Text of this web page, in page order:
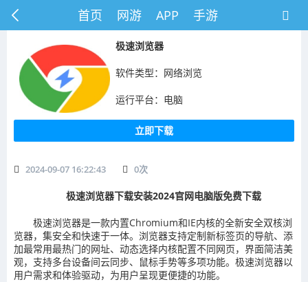
首页 网游 APP 手游
极速浏览器
软件类型：网络浏览
运行平台：电脑
立即下载
2024-09-07 16:22:43 0次
极速浏览器下载安装2024官网电脑版免费下载
极速浏览器是一款内置Chromium和IE内核的全新安全双核浏
览器，集安全和快速于一体。浏览器支持定制新标签页的导航、添
加最常用最热门的网址、动态选择内核配置不同网页，界面简洁美
观，支持多台设备间云同步、鼠标手势等多项功能。极速浏览器以
用户需求和体验驱动，为用户呈现更便捷的功能。